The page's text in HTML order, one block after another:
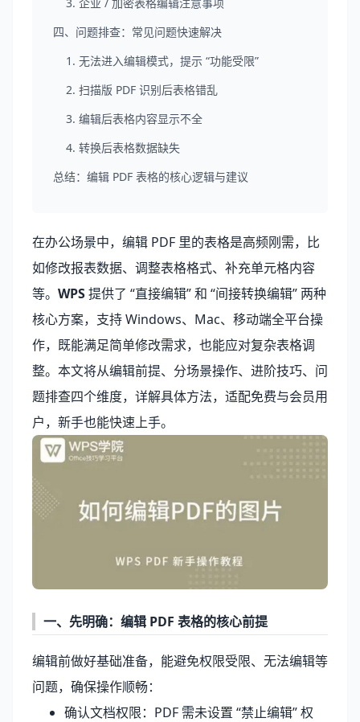
四、问题排查：常见问题快速解决
1. 无法进入编辑模式，提示 “功能受限”
2. 扫描版 PDF 识别后表格错乱
3. 编辑后表格内容显示不全
4. 转换后表格数据缺失
总结：编辑 PDF 表格的核心逻辑与建议
在办公场景中，编辑 PDF 里的表格是高频刚需，比
如修改报表数据、调整表格格式、补充单元格内容
等。 WPS提供了 “直接编辑” 和 “间接转换编辑” 两种
核心方案，支持 Windows、Mac、移动端全平台操
作，既能满足简单修改需求，也能应对复杂表格调
整。本文将从编辑前提、分场景操作、进阶技巧、问
题排查四个维度，详解具体方法，适配免费与会员用
户，新手也能快速上手。
一、先明确：编辑 PDF 表格的核心前提
编辑前做好基础准备，能避免权限受限、无法编辑等
问题，确保操作顺畅：
确认文档权限：PDF 需未设置 “禁止编辑” 权